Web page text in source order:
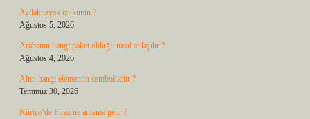
Aydaki ayak izi kimin ?
Ağustos 5, 2026
Arabanın hangi paket olduğu nasıl anlaşılır ?
Ağustos 4, 2026
Altın hangi elementin sembolüdür ?
Temmuz 30, 2026
Kürtçe’de Firaz ne anlama gelir ?